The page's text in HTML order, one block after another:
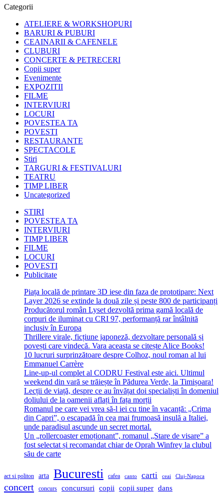
Categorii
ATELIERE & WORKSHOPURI
BARURI & PUBURI
CEAINARII & CAFENELE
CLUBURI
CONCERTE & PETRECERI
Copii super
Evenimente
EXPOZITII
FILME
INTERVIURI
LOCURI
POVESTEA TA
POVESTI
RESTAURANTE
SPECTACOLE
Stiri
TARGURI & FESTIVALURI
TEATRU
TIMP LIBER
Uncategorized
STIRI
POVESTEA TA
INTERVIURI
TIMP LIBER
FILME
LOCURI
POVESTI
Publicitate
Piața locală de printare 3D iese din faza de prototipare: Next
Layer 2026 se extinde la două zile și peste 800 de participanți
Producătorul român Lyset dezvoltă prima gamă locală de
corpuri de iluminat cu CRI 97, performanță rar întâlnită
inclusiv în Europa
Thrillere virale, ficțiune japoneză, dezvoltare personală și
povești care vindecă. Vara aceasta se citește Alice Books!
10 lucruri surprinzătoare despre Colhoz, noul roman al lui
Emmanuel Carrère
Line-up-ul complet al CODRU Festival este aici. Ultimul
weekend din vară se trăiește în Pădurea Verde, la Timișoara!
Lecții de viață, despre ce au învățat doi specialiști în domeniul
doliului de la oamenii aflați în fața morții
Romanul pe care vei vrea să-l iei cu tine în vacanță: „Crima
din Capri”, o escapadă în cea mai frumoasă insulă a Italiei,
unde paradisul ascunde un secret mortal.
Un „rollercoaster emoționant”, romanul „Stare de visare” a
fost selectat și recomandat chiar de Oprah Winfrey la clubul
său de carte
act si politon arta Bucuresti cafea canto carti ceai Cluj-Napoca
concert concurs concursuri copii copii super dans